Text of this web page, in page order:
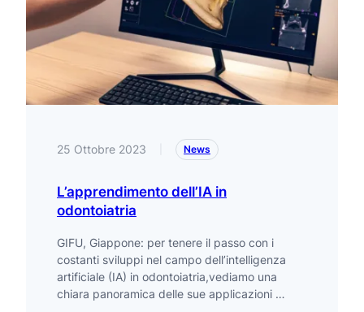
25 Ottobre 2023 News
L’apprendimento dell’IA in
odontoiatria
GIFU, Giappone: per tenere il passo con i
costanti sviluppi nel campo dell’intelligenza
artificiale (IA) in odontoiatria,vediamo una
chiara panoramica delle sue applicazioni …